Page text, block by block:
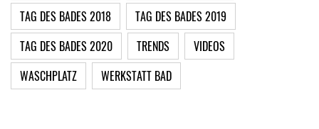
TAG DES BADES 2018
TAG DES BADES 2019
TAG DES BADES 2020
TRENDS
VIDEOS
WASCHPLATZ
WERKSTATT BAD